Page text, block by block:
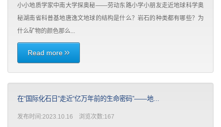
小小地质学家中南大学探奥秘——劳动东路小学小朋友走近地球科学奥
秘湖南省科普基地唐逸文地球的结构是什么？岩石的种类都有哪些？为
什么矿物的颜色那么...
Read more
在“国际化石日”走近“亿万年前的生命密码”——地...
发布时间:2023.10.16 浏览次数:167